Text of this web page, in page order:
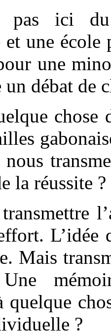
pas ici
une
une
débat de
nous
la réussite ?
L’idée
Mais
quelque
?